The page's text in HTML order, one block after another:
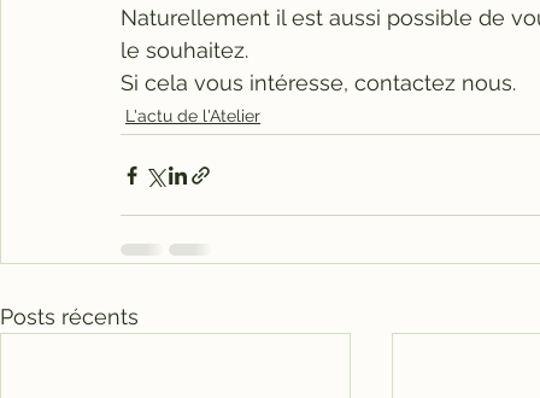
Naturellement il est aussi possible de
le souhaitez.
Si cela vous intéresse, contactez nous.
L'actu de l'Atelier
Posts récents